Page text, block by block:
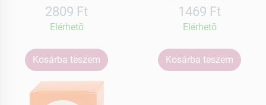
2809 Ft
Elérhetõ
Kosárba teszem
1469 Ft
Elérhetõ
Kosárba teszem